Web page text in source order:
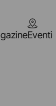
Eventi